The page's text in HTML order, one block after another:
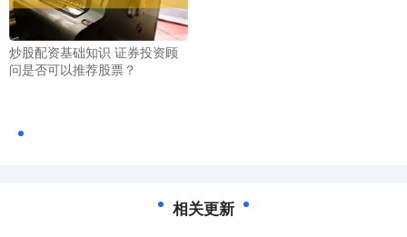
炒股配资基础知识 证券投资顾
问是否可以推荐股票？
相关更新